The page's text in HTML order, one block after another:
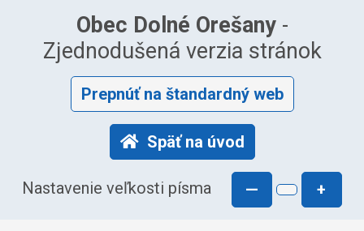
Obec Dolné Orešany-
Zjednodušená verzia stránok
Prepnúť na štandardný web
Späť na úvod
Nastavenie veľkosti písma — +